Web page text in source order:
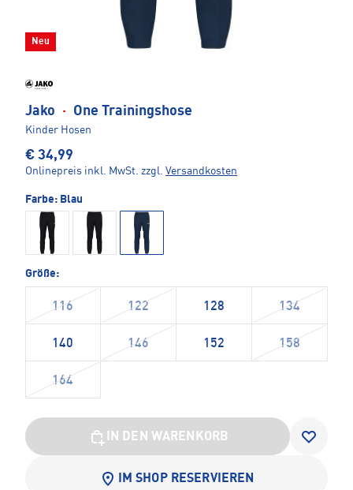
Neu
Jako · One Trainingshose
Kinder Hosen
€ 34,99
Onlinepreis inkl. MwSt. zzgl. Versandkosten
Farbe: Blau
Größe:
116 122 128 134
140 146 152 158
164
IN DEN WARENKORB
IM SHOP RESERVIEREN